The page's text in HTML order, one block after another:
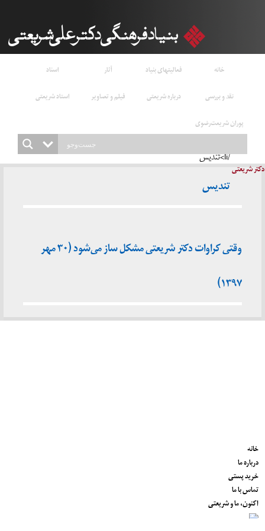
خانه فعالیتهای بنیاد آثار
اسناد
نقد و بررسی
درباره شریعتی فیلم و تصاویر
استاد شریعتی
پوران شریعت‌رضوی
دکتر شریعتی
/li>تندیس
تندیس
وقتی کراوات دکتر شریعتی مشکل ساز می‌شود (۳۰ مهر
۱۳۹۷)
خانه
درباره ما
خرید پستی
تماس با ما
اکنون، ما و شریعتی